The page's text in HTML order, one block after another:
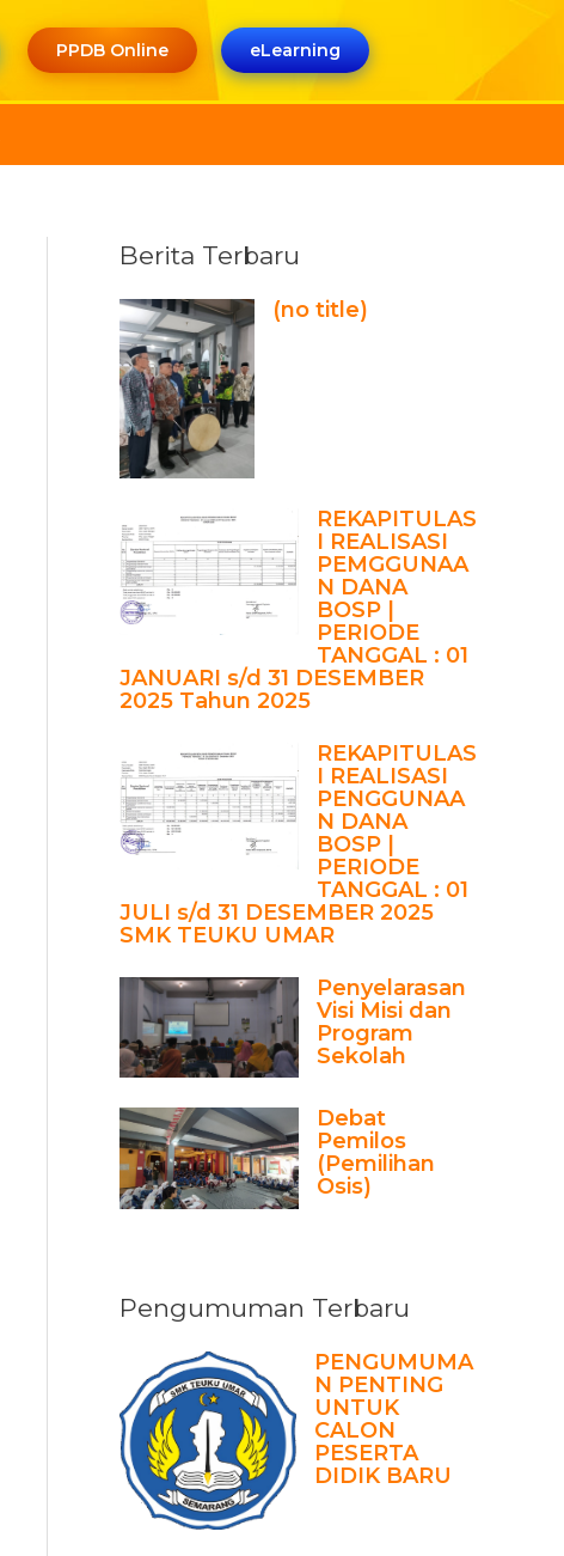
PPDB Online eLearning
Berita Terbaru
(no title)
REKAPITULAS
I REALISASI
PEMGGUNAA
N DANA
BOSP |
PERIODE
TANGGAL : 01
JANUARI s/d 31 DESEMBER
2025 Tahun 2025
REKAPITULAS
I REALISASI
PENGGUNAA
N DANA
BOSP |
PERIODE
TANGGAL : 01
JULI s/d 31 DESEMBER 2025
SMK TEUKU UMAR
Penyelarasan
Visi Misi dan
Program
Sekolah
Debat
Pemilos
(Pemilihan
Osis)
Pengumuman Terbaru
PENGUMUMA
N PENTING
UNTUK
CALON
PESERTA
DIDIK BARU